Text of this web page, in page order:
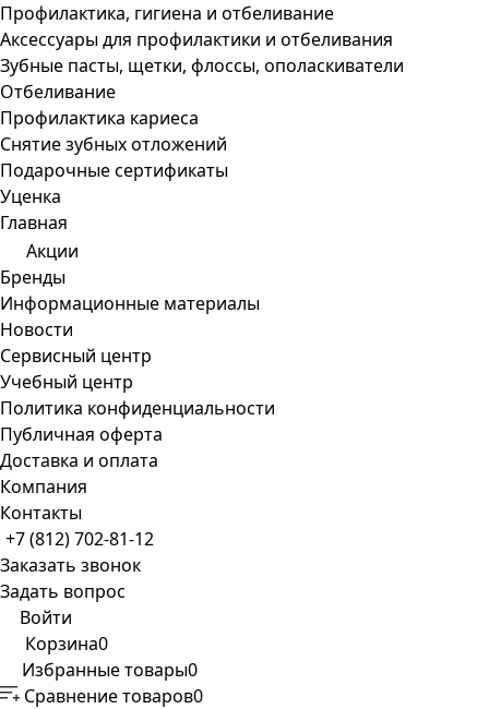
Профилактика, гигиена и отбеливание
Аксессуары для профилактики и отбеливания
Зубные пасты, щетки, флоссы, ополаскиватели
Отбеливание
Профилактика кариеса
Снятие зубных отложений
Подарочные сертификаты
Уценка
Главная
Акции
Бренды
Информационные материалы
Новости
Сервисный центр
Учебный центр
Политика конфиденциальности
Публичная оферта
Доставка и оплата
Компания
Контакты
+7 (812) 702-81-12
Заказать звонок
Задать вопрос
Войти
Корзина0
Избранные товары0
Сравнение товаров0